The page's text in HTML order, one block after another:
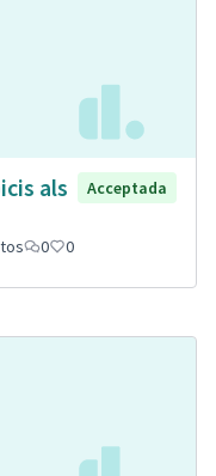
als
Acceptada
0 0